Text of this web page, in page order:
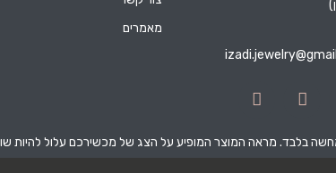
מאמרים
בלבד. מראה המוצר המופיע על הצג של מכשירכם עלול להיות